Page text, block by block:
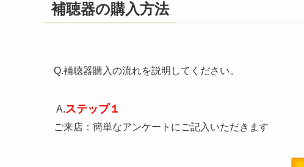
補聴器の購入方法
Q.補聴器購入の流れを説明してください。
A.ステップ１
ご来店：簡単なアンケートにご記入いただきます